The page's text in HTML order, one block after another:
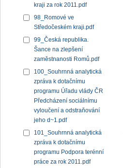
kraji za rok 2011.pdf
98_Romové ve
Středočeském kraji.pdf
99_Česká republika.
Šance na zlepšení
zaměstnanosti Romů.pdf
100_Souhrnná analytická
zpráva k dotačnímu
programu Úřadu vlády ČR
Předcházení sociálnímu
vyloučení a odstraňování
jeho d~1.pdf
101_Souhrnná analytická
zpráva k dotačnímu
programu Podpora terénní
práce za rok 2011.pdf